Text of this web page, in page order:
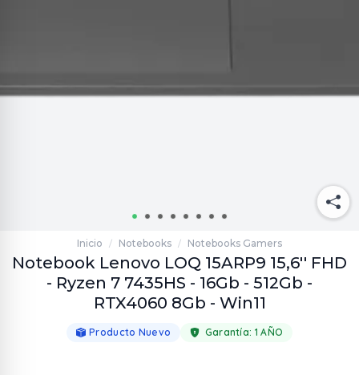
Inicio / Notebooks / Notebooks Gamers
Notebook Lenovo LOQ 15ARP9 15,6'' FHD
- Ryzen 7 7435HS - 16Gb - 512Gb -
RTX4060 8Gb - Win11
Producto Nuevo Garantía: 1 AÑO